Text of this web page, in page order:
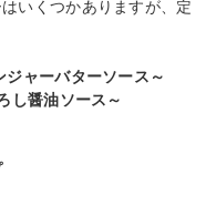
いくつかありますが、定
ジャーバターソース～
し醤油ソース～